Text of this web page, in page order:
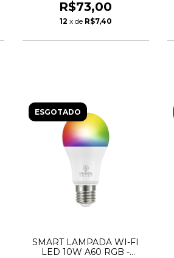
R$73,00
12 x de R$7,40
ESGOTADO
SMART LAMPADA WI-FI
LED 10W A60 RGB -